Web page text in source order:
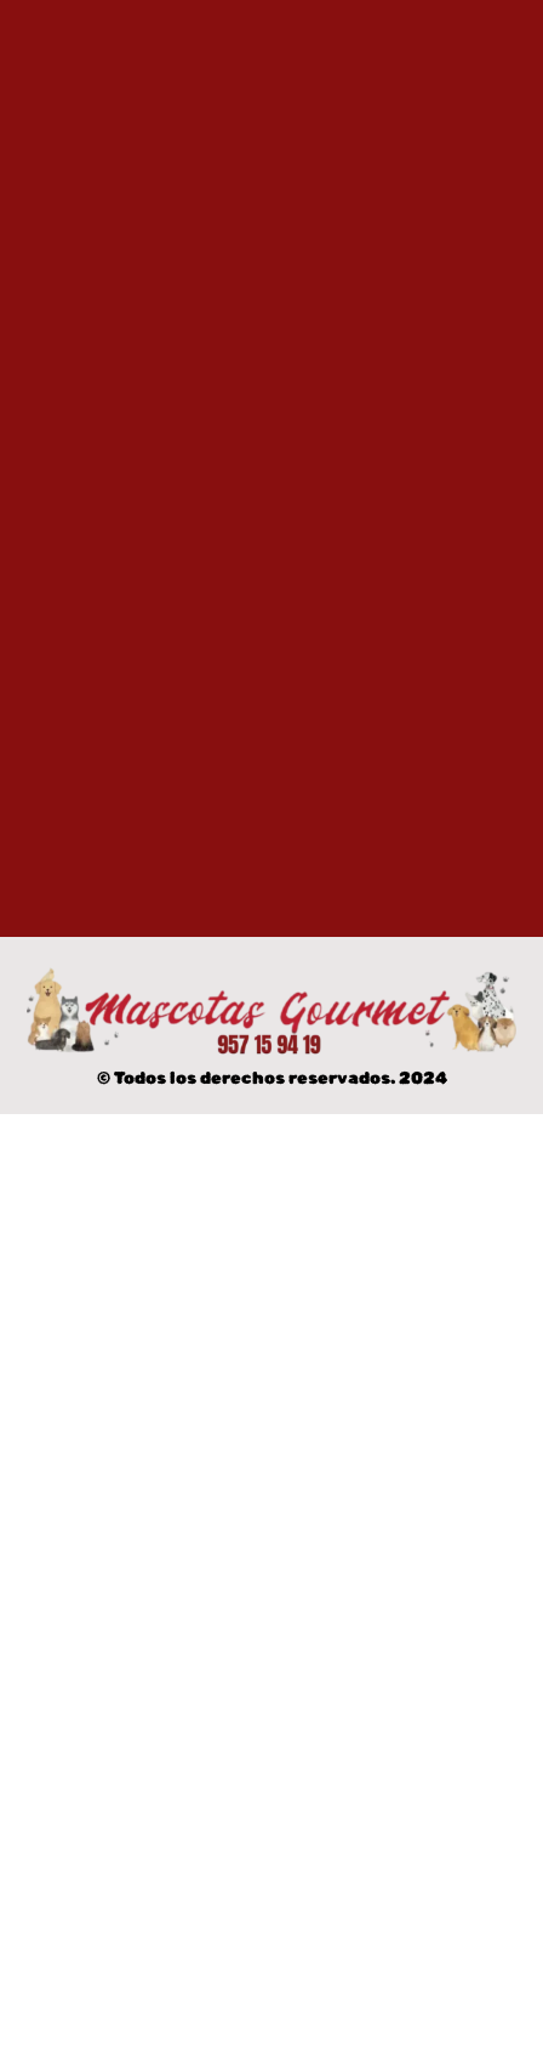
© Todos los derechos reservados. 2024